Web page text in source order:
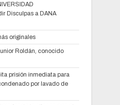
Disculpas a DANA
originales
Roldán, conocido
prisión inmediata para
por lavado de